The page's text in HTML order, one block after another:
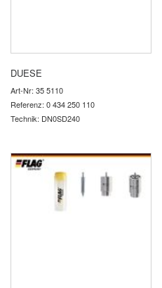
DUESE
Art-Nr: 35 5110
Referenz: 0 434 250 110
Technik: DN0SD240